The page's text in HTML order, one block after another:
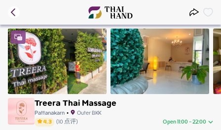
Treera Thai Massage
Pattanakarn• Outer BKK
4.3 (10点评) Open 11:00 - 22:00